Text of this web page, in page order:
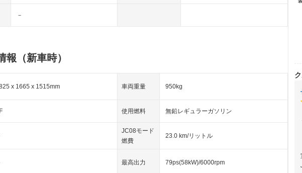
－
報（新車時）
x 1665 x 1515mm 車両重量 950kg
使用燃料 無鉛レギュラーガソリン
JC08モード
燃費
23.0 km/リットル
最高出力 79ps(58kW)/6000rpm